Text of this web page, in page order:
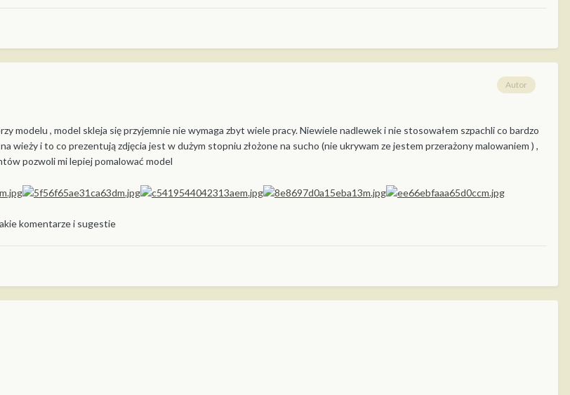
Autor
modelu , model skleja się przyjemnie nie wymaga zbyt wiele pracy. Niewiele nadlewek i nie stosowałem szpachli co bardzo
wieży i to co prezentują zdjęcia jest w dużym stopniu złożone na sucho (nie ukrywam ze jestem przerażony malowaniem ) ,
pozwoli mi lepiej pomalować model
komentarze i sugestie